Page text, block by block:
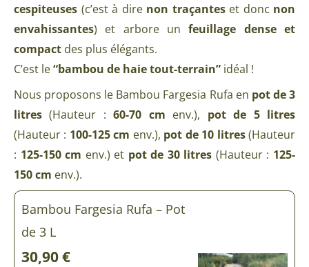
cespiteuses (c’est à dire non traçanteset donc non
envahissantes) et arbore unfeuillage dense et
compact des plus élégants.
C’est le“bambou de haie tout-terrain” idéal !
Nous proposons le Bambou Fargesia Rufa en pot de 3
litres (Hauteur :60-70 cm env.), pot de 5 litres
(Hauteur : 100-125 cm env.), pot de 10 litres(Hauteur
: 125-150 cm env.) et pot de 30 litres (Hauteur : 125-
150 cm env.).
Bambou Fargesia Rufa – Pot
de 3 L
30,90€
de
Fargesia
Rufa